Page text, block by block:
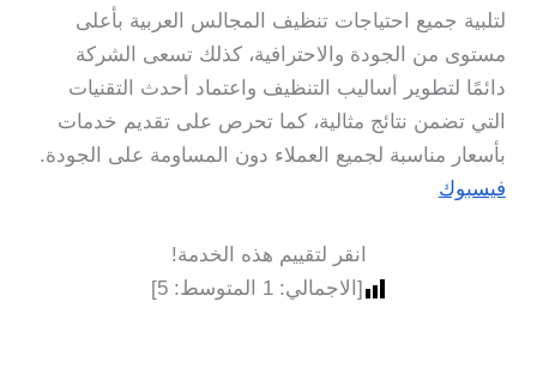
لتلبية جميع احتياجات تنظيف المجالس العربية بأعلى
مستوى من الجودة والاحترافية، كذلك تسعى الشركة
دائمًا لتطوير أساليب التنظيف واعتماد أحدث التقنيات
التي تضمن نتائج مثالية، كما تحرص على تقديم خدمات
بأسعار مناسبة لجميع العملاء دون المساومة على الجودة.
فيسبوك
انقر لتقييم هذه الخدمة!
[الاجمالي:1 المتوسط:5
]